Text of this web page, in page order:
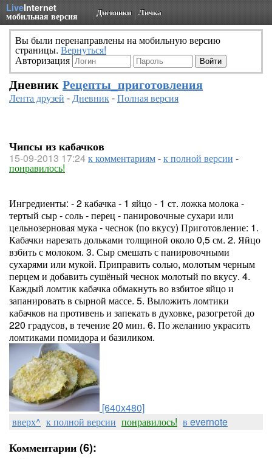
LiveInternet
мобильная версия Дневники Личка
Вы были перенаправлены на мобильную версию
страницы. Вернуться!
Авторизация
Дневник Рецепты_приготовления
Лента друзей -Дневник-Полная версия
Чипсы из кабачков
15-09-2013 17:24к комментариям-к полной версии -
понравилось!
Ингредиенты: - 2 кабачка - 1 яйцо - 1 ст. ложка молока -
тертый сыр - соль - перец - панировочные сухари или
цельнозерновая мука - чеснок (по вкусу) Приготовление: 1.
Кабачки нарезать дольками толщиной около 0,5 см. 2. Яйцо
взбить с молоком. 3. Сыр смешать с панировочными
сухарями или мукой. Приправить солью, молотым черным
перцем и добавить сушёный чеснок молотый по вкусу. 4.
Каждый ломтик кабачка обмакнуть во взбитое яйцо и
запанировать в сырной массе. 5. Выложить ломтики
кабачков на противень и запекать в духовке, разогретой до
220 градусов, в течение 20 мин. 6. По желанию украсить
ломтиками помидора и базиликом.
[640x480]
вверх^ к полной версии понравилось! в evernote
Комментарии (6):